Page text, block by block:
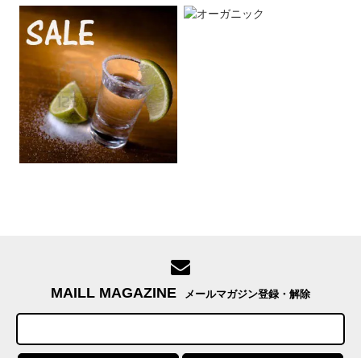
MAILL MAGAZINE メールマガジン登録・解除